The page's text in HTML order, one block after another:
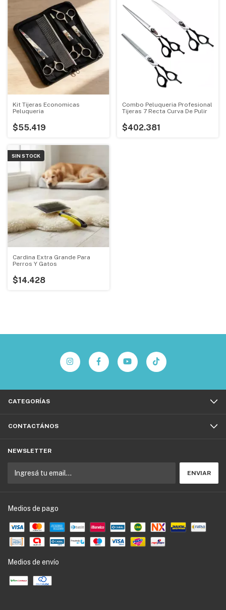
Kit Tijeras Economicas
Peluqueria
$55.419
Combo Peluqueria Profesional
Tijeras 7 Recta Curva De Pulir
$402.381
SIN STOCK
Cardina Extra Grande Para
Perros Y Gatos
$14.428
CATEGORÍAS
CONTACTÁNOS
NEWSLETTER
Medios de pago
Medios de envío